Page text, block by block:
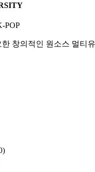
POP
창의적인 원소스 멀티